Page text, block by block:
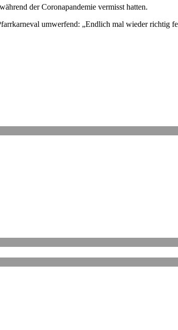
der Coronapandemie vermisst hatten.
umwerfend: „Endlich mal wieder richtig